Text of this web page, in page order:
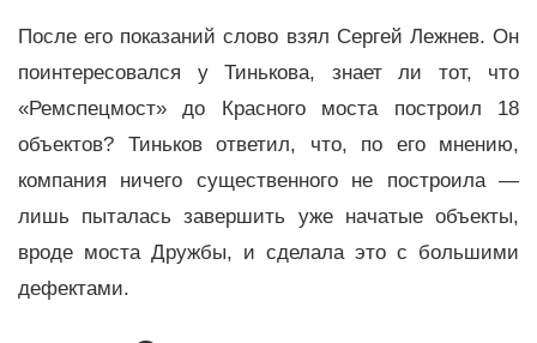
После его показаний слово взял Сергей Лежнев. Он
поинтересовался у Тинькова, знает ли тот, что
«Ремспецмост» до Красного моста построил 18
объектов? Тиньков ответил, что, по его мнению,
компания ничего существенного не построила —
лишь пыталась завершить уже начатые объекты,
вроде моста Дружбы, и сделала это с большими
дефектами.